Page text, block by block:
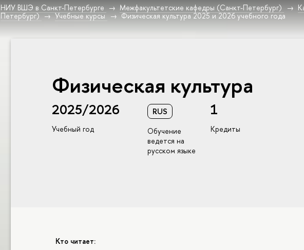
НИУ ВШЭ в Санкт-Петербурге Межфакультетские кафедры (Санкт-Петербург)
Петербург)
Учебные курсы Физическая культура 2025 и 2026 учебного года
Физическая культура
2025/2026
Учебный год
RUS
Обучение
ведется на
русском языке
1
Кредиты
Кто читает: